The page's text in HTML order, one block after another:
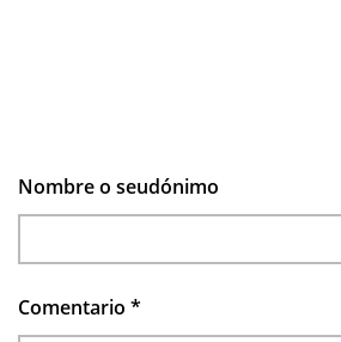
Nombre o seudónimo
Comentario *